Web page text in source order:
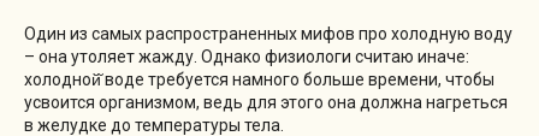
Один из самых распространенных мифов про холодную воду
– она утоляет жажду. Однако физиологи считаю иначе:
холодной̆ воде требуется намного больше времени, чтобы
усвоится организмом, ведь для этого она должна нагреться
в желудке до температуры тела.